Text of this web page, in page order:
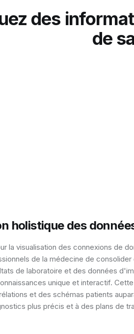
des
de
holistique des
la visualisation des connexions de
de la médecine de consolider
de laboratoire et des données
unique et interactif.
et des schémas patients
plus précis et à des plans de